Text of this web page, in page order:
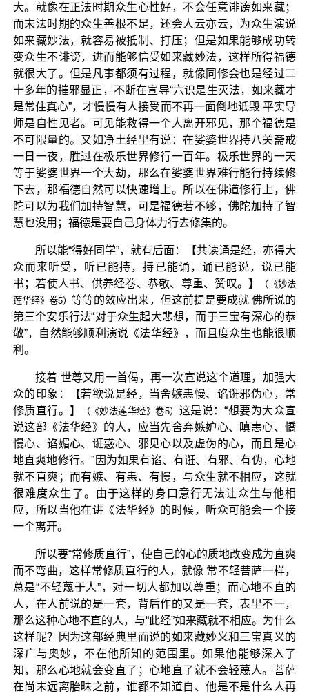
大。就像在正法时期众生心性好，不会任意诽谤如来藏；
而末法时期的众生善根不足，还会人云亦云，为众生演说
如来藏妙法，就容易被抵制、打压；但是如果能够成功转
变众生不诽谤，进而能够信受如来藏妙法，这样所得福德
就很大了。但是凡事都须有过程，就像同修会也是经过二
十多年的摧邪显正，不断在宣导“六识是生灭法，如来藏才
是常住真心”，才慢慢有人接受而不再一面倒地诋毁 平实导
师是自性见者。可见能救得一个人离开邪见，那个福德是
不可限量的。又如净土经里有说：在娑婆世界持八关斋戒
一日一夜，胜过在极乐世界修行一百年。极乐世界的一天
等于娑婆世界一个大劫，那么在娑婆世界难行能行持续修
下去，那福德自然可以快速增上。所以在佛道修行上，佛
陀可以为我们加持智慧，可是福德若不够，佛陀加持了智
慧也没用；福德是要自己身体力行去修集的。
所以能“得好同学”，就有后面：【共读诵是经，亦得大
众而来听受，听已能持，持已能诵，诵已能说，说已能
书；若使人书、供养经卷、恭敬、尊重、赞叹。】
（《妙法
莲华经》卷5）等等的效应出来，但这前提是要成就 佛所说的
第三个安乐行法“对于众生起大悲想，而于三宝有深心的恭
敬”，自然能够顺利演说《法华经》，而且度众生也能很顺
利。
接着 世尊又用一首偈，再一次宣说这个道理，加强大
众的印象：【若欲说是经，当舍嫉恚慢、谄诳邪伪心，常
修质直行。】
（《妙法莲华经》卷5） 这是说：“想要为大众宣
说这部《法华经》的人，应当先舍弃嫉妒心、瞋恚心、憍
慢心、谄媚心、诳惑心、邪见心以及虚伪的心，而且是心
地直爽地修行。”因为如果有谄、有诳、有邪、有伪，心地
就不直爽；而有嫉、有恚、有慢，与众生就不相应，这就
很难度众生了。由于这样的身口意行无法让众生与他相
应，所以当他在讲《法华经》的时候，听众可能会一个接
一个离开。
所以要“常修质直行”，使自己的心的质地改变成为直爽
而不弯曲，这样常修质直行的人，就像 常不轻菩萨一样，
总是“不轻蔑于人”，对一切人都加以尊重；而心地不直的
人，在人前说的是一套，背后作的又是一套，表里不一，
那么这种心地不直的人，与“此经”如来藏就不相应。为什么
这样呢？因为这部经典里面说的如来藏妙义和三宝真义的
深广与奥妙，不在他所知的范围里。如果他能够深入了
知，那么心地就会变直了；心地直了就不会轻蔑人。菩萨
在尚未远离胎昧之前，谁都不知道自、他是不是什么人再